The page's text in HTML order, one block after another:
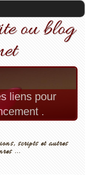
ou blog
liens pour
.
scripts et autres
...